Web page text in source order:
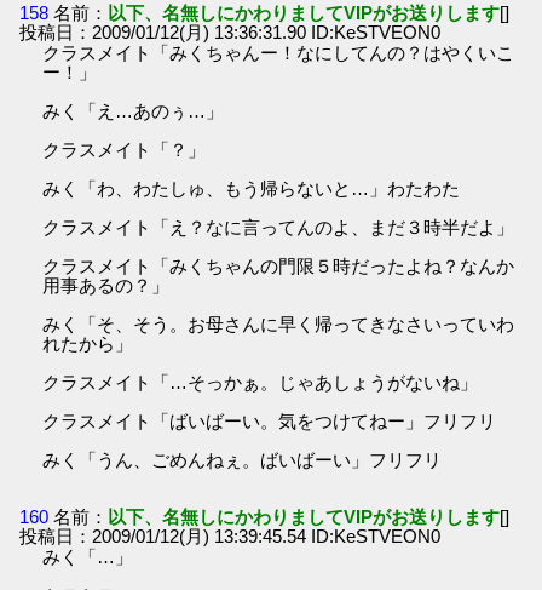
158 名前： 以下、名無しにかわりましてVIPがお送りします[]
投稿日：2009/01/12(月) 13:36:31.90 ID:KeSTVEON0
クラスメイト「みくちゃんー！なにしてんの？はやくいこ
ー！」
みく「え…あのぅ…」
クラスメイト「？」
みく「わ、わたしゅ、もう帰らないと…」わたわた
クラスメイト「え？なに言ってんのよ、まだ３時半だよ」
クラスメイト「みくちゃんの門限５時だったよね？なんか
用事あるの？」
みく「そ、そう。お母さんに早く帰ってきなさいっていわ
れたから」
クラスメイト「…そっかぁ。じゃあしょうがないね」
クラスメイト「ばいばーい。気をつけてねー」フリフリ
みく「うん、ごめんねぇ。ばいばーい」フリフリ
160 名前： 以下、名無しにかわりましてVIPがお送りします[]
投稿日：2009/01/12(月) 13:39:45.54 ID:KeSTVEON0
みく「…」